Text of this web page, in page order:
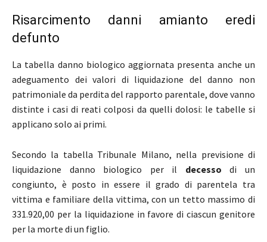
Risarcimento danni amianto eredi
defunto
La tabella danno biologico aggiornata presenta anche un
adeguamento dei valori di liquidazione del danno non
patrimoniale da perdita del rapporto parentale, dove vanno
distinte i casi di reati colposi da quelli dolosi: le tabelle si
applicano solo ai primi.
Secondo la tabella Tribunale Milano, nella previsione di
liquidazione danno biologico per il decesso di un
congiunto, è posto in essere il grado di parentela tra
vittima e familiare della vittima, con un tetto massimo di
331.920,00 per la liquidazione in favore di ciascun genitore
per la morte di un figlio.